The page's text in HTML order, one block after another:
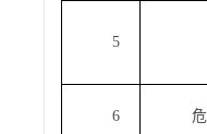
5
6